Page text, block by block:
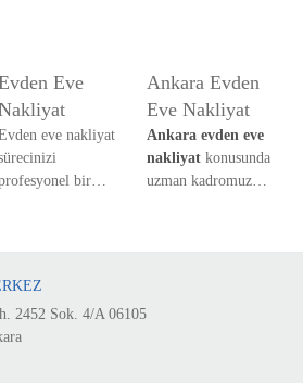
Eve
eve nakliyat
bir
Ankara Evden
Eve Nakliyat
Ankara evden eve
nakliyat konusunda
uzman kadromuz
2452 Sok. 4/A 06105